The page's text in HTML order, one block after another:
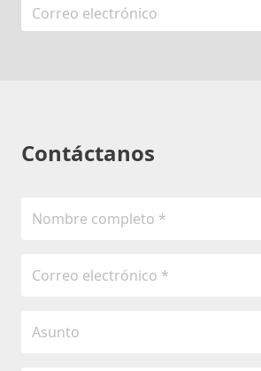
Contáctanos